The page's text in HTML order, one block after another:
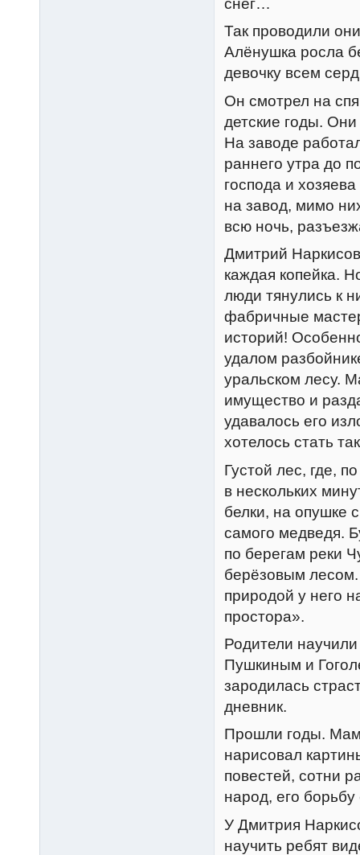
снег…
Так проводили
Алёнушка росла
девочку всем
Он смотрел на
детские годы.
На заводе
раннего утра до
господа и
на завод, мимо
всю ночь,
Дмитрий
каждая копейка.
люди тянулись к
фабричные
историй!
удалом
уральском лесу.
имущество и
удавалось его
хотелось стать
Густой лес, где,
в нескольких
белки, на опушке
самого медведя.
по берегам реки
берёзовым
природой у него
простора».
Родители
Пушкиным и
зародилась
дневник.
Прошли годы.
нарисовал
повестей, сотни
народ, его
У Дмитрия
научить ребят